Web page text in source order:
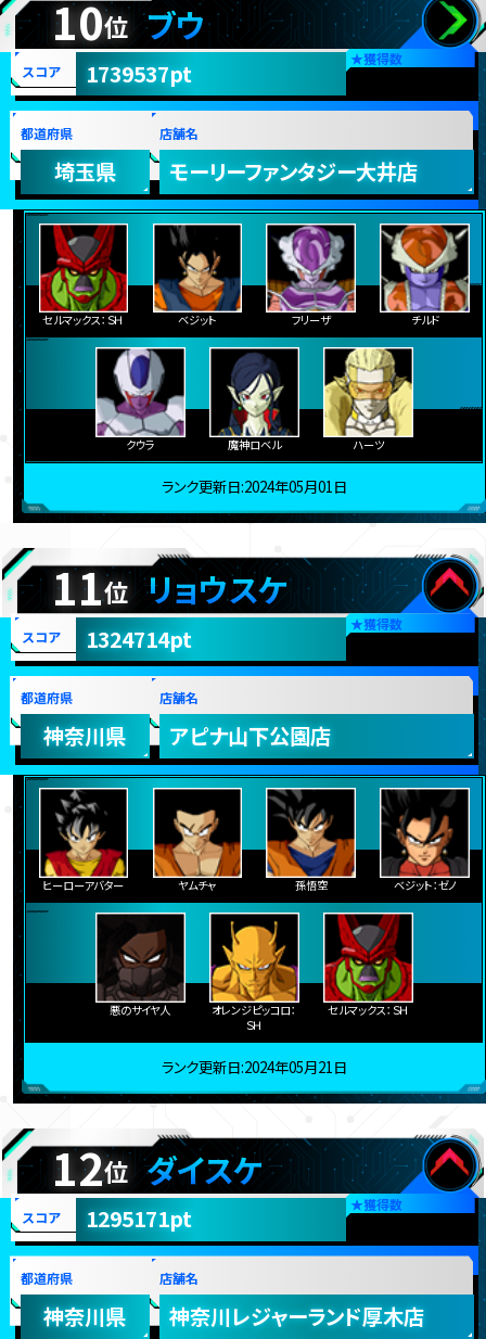
10位 ブウ
★獲得数
スコア 1739537pt
都道府県
埼玉県
店舗名
モーリーファンタジー大井店
セルマックス：ＳＨ ベジット フリーザ チルド
クウラ 魔神ロベル ハーツ
ランク更新日:2024年05月01日
11位 リョウスケ
★獲得数
スコア 1324714pt
都道府県
神奈川県
店舗名
アピナ山下公園店
ヒーローアバター ヤムチャ 孫悟空 ベジット：ゼノ
悪のサイヤ人
オレンジピッコロ：
ＳＨ
セルマックス：ＳＨ
ランク更新日:2024年05月21日
12位 ダイスケ
★獲得数
スコア 1295171pt
都道府県
神奈川県
店舗名
神奈川レジャーランド厚木店